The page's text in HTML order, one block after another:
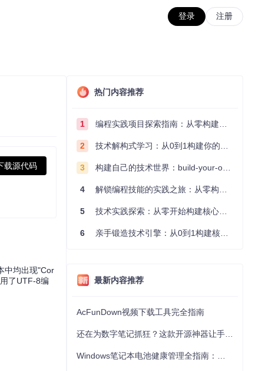
登录 注册
载源代码
中均出现"Cor
了UTF-8编
热门内容推荐
1 编程实践项目探索指南：从零构建技术能力体系
2 技术解构式学习：从0到1构建你的编程知识体系
3 构建自己的技术世界：build-your-own-x项目的实践探索指南
4 解锁编程技能的实践之旅：从零构建你的技术世界
5 技术实践探索：从零开始构建核心系统的实践指南
6 亲手锻造技术引擎：从0到1构建核心系统的实践指南
最新内容推荐
AcFunDown视频下载工具完全指南